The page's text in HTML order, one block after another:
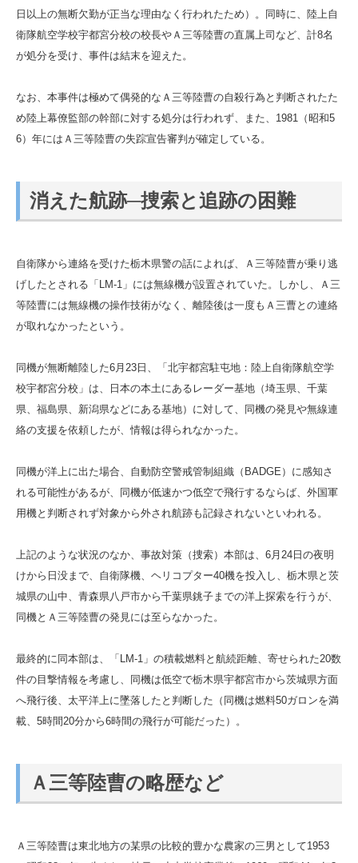
日以上の無断欠勤が正当な理由なく行われたため）。同時に、陸上自
衛隊航空学校宇都宮分校の校長やＡ三等陸曹の直属上司など、計8名
が処分を受け、事件は結末を迎えた。
なお、本事件は極めて偶発的なＡ三等陸曹の自殺行為と判断されたた
め陸上幕僚監部の幹部に対する処分は行われず、また、1981（昭和5
6）年にはＡ三等陸曹の失踪宣告審判が確定している。
消えた航跡─捜索と追跡の困難
自衛隊から連絡を受けた栃木県警の話によれば、Ａ三等陸曹が乗り逃
げしたとされる「LM-1」には無線機が設置されていた。しかし、Ａ三
等陸曹には無線機の操作技術がなく、離陸後は一度もＡ三曹との連絡
が取れなかったという。
同機が無断離陸した6月23日、「北宇都宮駐屯地：陸上自衛隊航空学
校宇都宮分校」は、日本の本土にあるレーダー基地（埼玉県、千葉
県、福島県、新潟県などにある基地）に対して、同機の発見や無線連
絡の支援を依頼したが、情報は得られなかった。
同機が洋上に出た場合、自動防空警戒管制組織（BADGE）に感知さ
れる可能性があるが、同機が低速かつ低空で飛行するならば、外国軍
用機と判断されず対象から外され航跡も記録されないといわれる。
上記のような状況のなか、事故対策（捜索）本部は、6月24日の夜明
けから日没まで、自衛隊機、ヘリコプター40機を投入し、栃木県と茨
城県の山中、青森県八戸市から千葉県銚子までの洋上探索を行うが、
同機とＡ三等陸曹の発見には至らなかった。
最終的に同本部は、「LM-1」の積載燃料と航続距離、寄せられた20数
件の目撃情報を考慮し、同機は低空で栃木県宇都宮市から茨城県方面
へ飛行後、太平洋上に墜落したと判断した（同機は燃料50ガロンを満
載、5時間20分から6時間の飛行が可能だった）。
Ａ三等陸曹の略歴など
Ａ三等陸曹は東北地方の某県の比較的豊かな農家の三男として1953